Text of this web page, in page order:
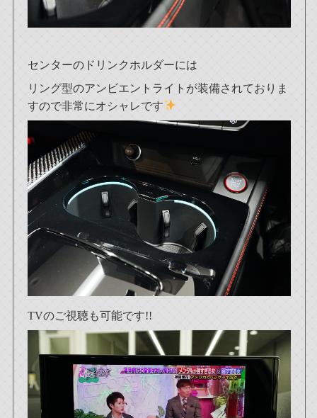
センターのドリンクホルダーには
リング型のアンビエントライトが装備されておりま
すので非常にオシャレです
TVのご視聴も可能です!!